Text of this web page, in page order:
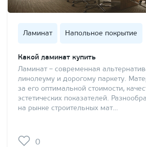
Ламинат Напольное покрытие
Какой ламинат купить
Ламинат – современная
линолеуму и дорогому паркету.
за его оптимальной стоимости,
эстетических показателей.
на рынке строительных мат…
0